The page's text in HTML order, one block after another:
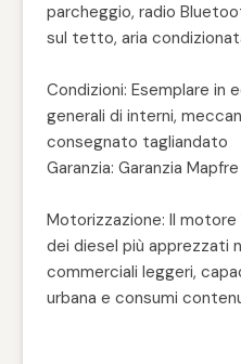
parcheggio, radio
sul tetto, aria
Condizioni: Esemplare in
generali di interni,
consegnato tagliandato
Garanzia: Garanzia
Motorizzazione: Il motore
dei diesel più apprezzati
commerciali leggeri,
urbana e consumi